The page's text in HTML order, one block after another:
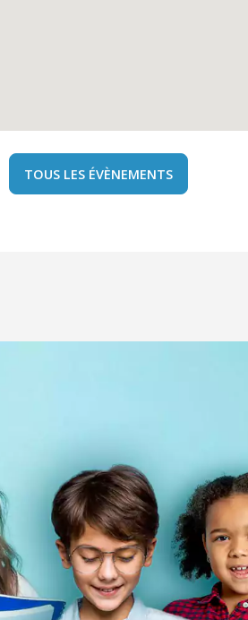
TOUS LES ÉVÈNEMENTS